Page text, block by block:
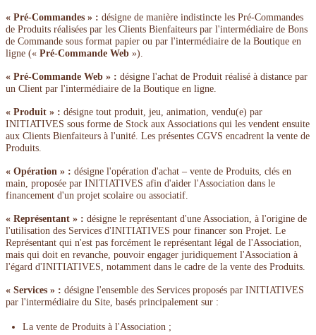
« Pré-Commandes » : désigne de manière indistincte les Pré-Commandes
de Produits réalisées par les Clients Bienfaiteurs par l'intermédiaire de Bons
de Commande sous format papier ou par l'intermédiaire de la Boutique en
ligne (« Pré-Commande Web »).
« Pré-Commande Web » : désigne l'achat de Produit réalisé à distance par
un Client par l'intermédiaire de la Boutique en ligne.
« Produit » : désigne tout produit, jeu, animation, vendu(e) par
INITIATIVES sous forme de Stock aux Associations qui les vendent ensuite
aux Clients Bienfaiteurs à l'unité. Les présentes CGVS encadrent la vente de
Produits.
« Opération » : désigne l'opération d'achat – vente de Produits, clés en
main, proposée par INITIATIVES afin d'aider l'Association dans le
financement d'un projet scolaire ou associatif.
« Représentant » : désigne le représentant d'une Association, à l'origine de
l'utilisation des Services d'INITIATIVES pour financer son Projet. Le
Représentant qui n'est pas forcément le représentant légal de l'Association,
mais qui doit en revanche, pouvoir engager juridiquement l'Association à
l'égard d'INITIATIVES, notamment dans le cadre de la vente des Produits.
« Services » : désigne l'ensemble des Services proposés par INITIATIVES
par l'intermédiaire du Site, basés principalement sur :
La vente de Produits à l'Association ;